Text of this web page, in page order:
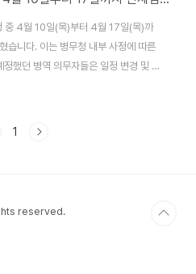
중 4월 10일(목)부터 4월 17일(목)까
습니다. 이는 병무청 내부 사정에 따른
했던 병역 의무자들은 일정 변경 및 재
?병역판정검사는 만 19세 이상의 남성
역의 종류를 결정합니다. 📅 변경된
1
reserved.